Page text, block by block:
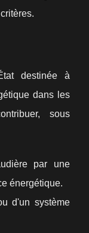
destinée à
dans les
sous
par une
énergétique.
d'un système